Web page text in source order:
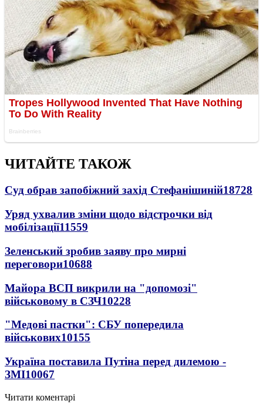
ЧИТАЙТЕ ТАКОЖ
Суд обрав запобіжний захід Стефанішиній18728
Уряд ухвалив зміни щодо відстрочки від
мобілізації11559
Зеленський зробив заяву про мирні
переговори10688
Майора ВСП викрили на "допомозі"
військовому в СЗЧ10228
"Медові пастки": СБУ попередила
військових10155
Україна поставила Путіна перед дилемою -
ЗМІ10067
Читати коментарі